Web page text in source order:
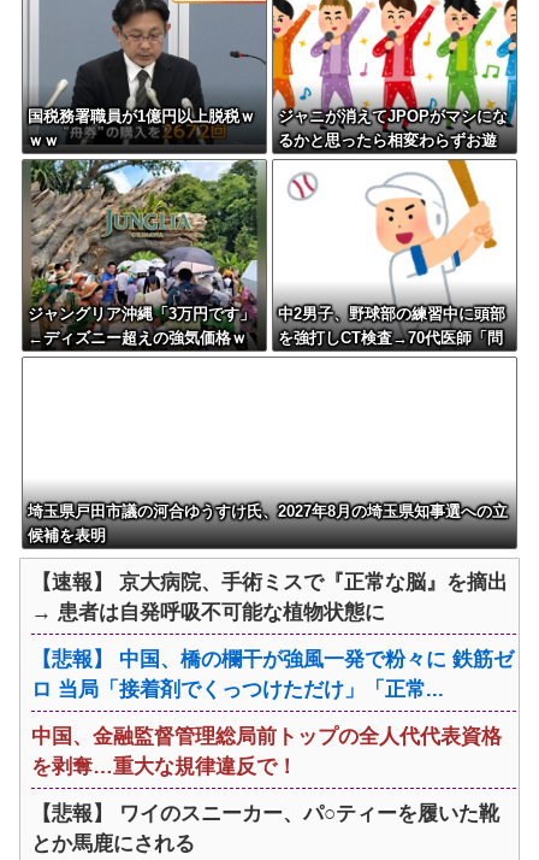
国税務署職員が1億円以上脱税ｗ
ｗｗ
ジャニが消えてJPOPがマシにな
るかと思ったら相変わらずお遊
戯会やってて笑う
ジャングリア沖縄「3万円です」
←ディズニー超えの強気価格ｗ
ｗｗ
中2男子、野球部の練習中に頭部
を強打しCT検査→70代医師「問
題ないです」→他人のCT画像で
埼玉県戸田市議の河合ゆうすけ氏、2027年8月の埼玉県知事選への立
候補を表明
【速報】 京大病院、手術ミスで『正常な脳』を摘出
→ 患者は自発呼吸不可能な植物状態に
【悲報】 中国、橋の欄干が強風一発で粉々に 鉄筋ゼ
ロ 当局「接着剤でくっつけただけ」「正常...
中国、金融監督管理総局前トップの全人代代表資格
を剥奪…重大な規律違反で！
【悲報】 ワイのスニーカー、パ○ティーを履いた靴
とか馬鹿にされる